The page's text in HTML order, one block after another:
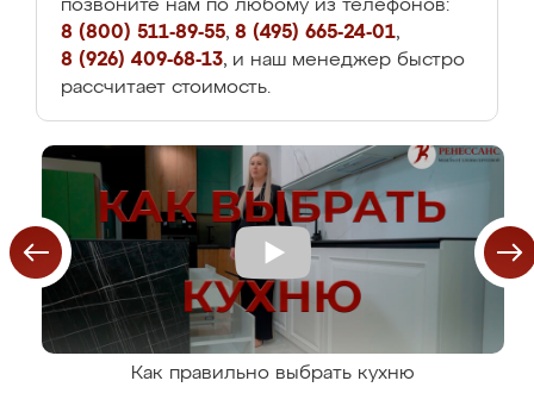
позвоните нам по любому из телефонов:
8 (800) 511-89-55, 8 (495) 665-24-01,
8 (926) 409-68-13, и наш менеджер быстро
рассчитает стоимость.
Как правильно выбрать кухню